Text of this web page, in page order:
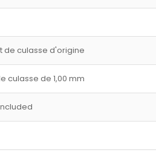
de culasse d'origine
culasse de 1,00 mm